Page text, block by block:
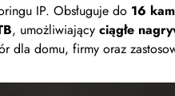
IP. Obsługuje do 16
, umożliwiający ciągłe
dla domu, firmy oraz